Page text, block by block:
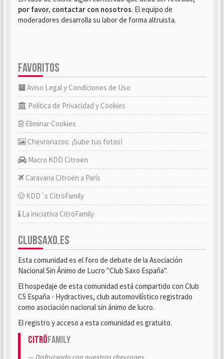
por favor, contactar con nosotros. El equipo de
moderadores desarrolla su labor de forma altruista.
FAVORITOS
Aviso Legal y Condiciones de Uso
Política de Privacidad y Cookies
Eliminar Cookies
Chevronazos: ¡Sube tus fotos!
Macro KDD Citroën
Caravana Citroën a París
KDD´s CitröFamily
La iniciativa CitröFamily
CLUBSAXO.ES
Esta comunidad es el foro de debate de la Asociación
Nacional Sin Ánimo de Lucro "Club Saxo España".
El hospedaje de esta comunidad está compartido con Club
C5 España - Hydractives, club automovilístico registrado
como asociación nacional sin ánimo de lucro.
El registro y acceso a esta comunidad es gratuito.
CitröFamily
Disfrutando con nuestros chevrones.